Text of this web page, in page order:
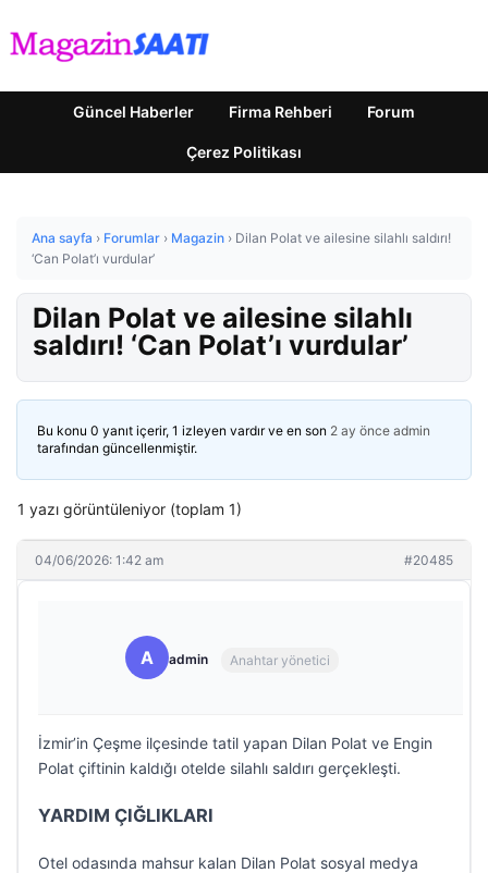
Güncel Haberler Firma Rehberi Forum
Çerez Politikası
Ana sayfa › Forumlar › Magazin › Dilan Polat ve ailesine silahlı saldırı!
‘Can Polat’ı vurdular’
Dilan Polat ve ailesine silahlı
saldırı! ‘Can Polat’ı vurdular’
Bu konu 0 yanıt içerir, 1 izleyen vardır ve en son 2 ay önce admin
tarafından güncellenmiştir.
1 yazı görüntüleniyor (toplam 1)
04/06/2026: 1:42 am #20485
A admin Anahtar yönetici
İzmir’in Çeşme ilçesinde tatil yapan Dilan Polat ve Engin
Polat çiftinin kaldığı otelde silahlı saldırı gerçekleşti.
YARDIM ÇIĞLIKLARI
Otel odasında mahsur kalan Dilan Polat sosyal medya